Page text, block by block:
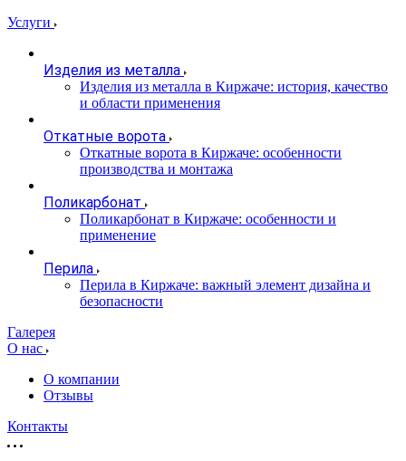
Услуги
Изделия из металла
Изделия из металла в Киржаче: история, качество
и области применения
Откатные ворота
Откатные ворота в Киржаче: особенности
производства и монтажа
Поликарбонат
Поликарбонат в Киржаче: особенности и
применение
Перила
Перила в Киржаче: важный элемент дизайна и
безопасности
Галерея
О нас
О компании
Отзывы
Контакты